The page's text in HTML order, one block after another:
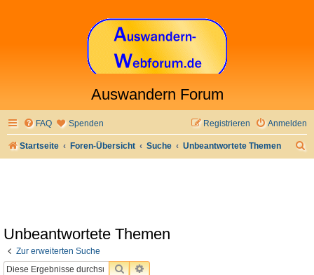
Auswandern Forum
FAQ Spenden Anmelden
Registrieren
Startseite Foren-Übersicht Suche Unbeantwortete Themen
Unbeantwortete Themen
Zur erweiterten Suche
SUCHEERWEITERTE SUCHE